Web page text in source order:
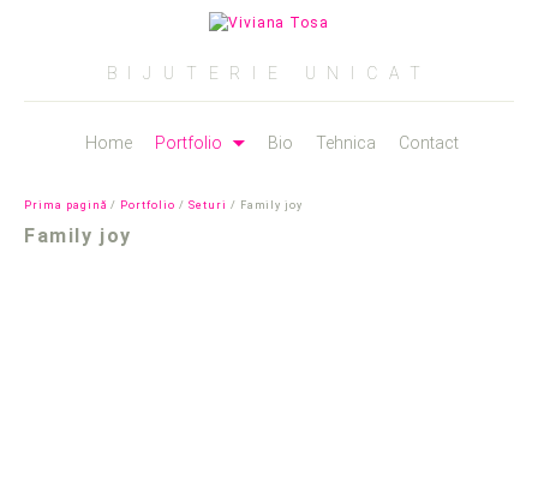
BIJUTERIE UNICAT
Sari
Home Portfolio Bio Tehnica Contact
Prima pagină / Portfolio / Seturi / Family joy
Family joy